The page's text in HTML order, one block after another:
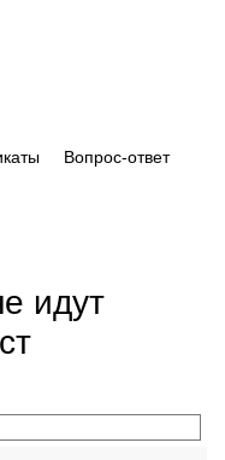
Вопрос-ответ
идут